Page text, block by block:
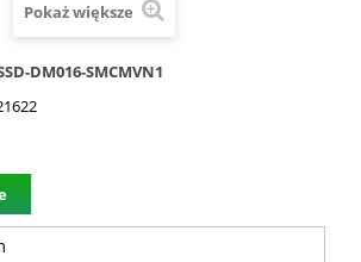
Pokaż większe
DM016-SMCMVN1